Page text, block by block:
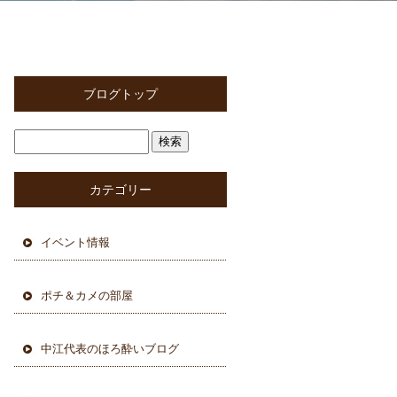
ブログトップ
カテゴリー
イベント情報
ポチ＆カメの部屋
中江代表のほろ酔いブログ